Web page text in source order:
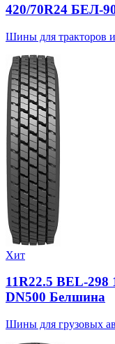
420/70R24 БЕЛ-
Шины для тракторов
Хит
11R22.5 BEL-
DN500 Белшина
Шины для грузовых